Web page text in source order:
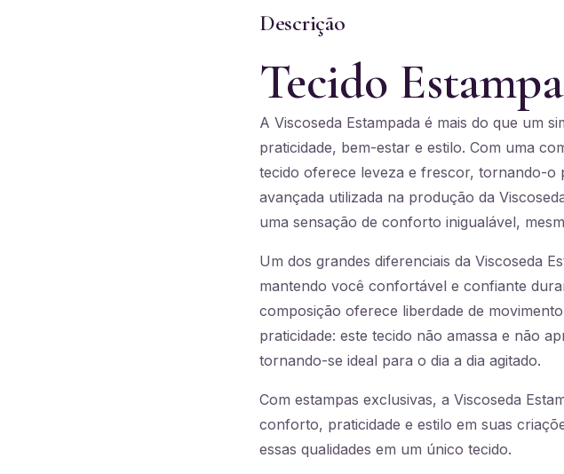
Descrição
Tecido
A Viscoseda Estampada é mais do que um
praticidade, bem-estar e estilo. Com uma
tecido oferece leveza e frescor, tornando-o
avançada utilizada na produção da
uma sensação de conforto inigualável,
Um dos grandes diferenciais da Viscoseda
mantendo você confortável e confiante
composição oferece liberdade de
praticidade: este tecido não amassa e não
tornando-se ideal para o dia a dia agitado.
Com estampas exclusivas, a Viscoseda
conforto, praticidade e estilo em suas
essas qualidades em um único tecido.